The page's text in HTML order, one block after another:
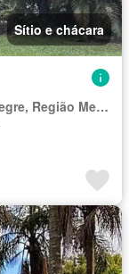
Sítio e chácara
Região Geográfica Imediata de Porto Alegre, Região Metropolitana de Porto Alegre